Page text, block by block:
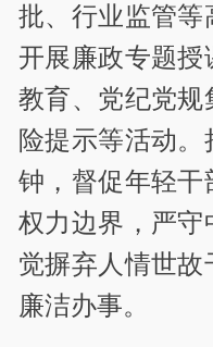
批、行业监管等
开展廉政专题
教育、党纪党规
险提示等活动
钟，督促年轻干
权力边界，严守
觉摒弃人情世故
廉洁办事。